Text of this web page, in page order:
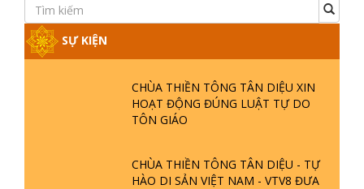
SỰ KIỆN
CHÙA THIỀN TÔNG TÂN DIỆU XIN
HOẠT ĐỘNG ĐÚNG LUẬT TỰ DO
TÔN GIÁO
CHÙA THIỀN TÔNG TÂN DIỆU - TỰ
HÀO DI SẢN VIỆT NAM - VTV8 ĐƯA